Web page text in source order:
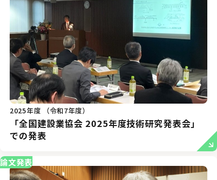
2025年度 （令和7年度）
「全国建設業協会 2025年度技術研究発表会」
での発表
論文発表